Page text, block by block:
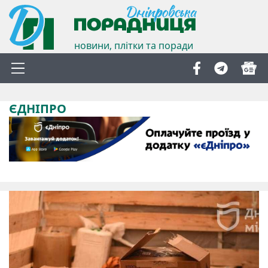
новини, плітки та поради
ЄДНІПРО